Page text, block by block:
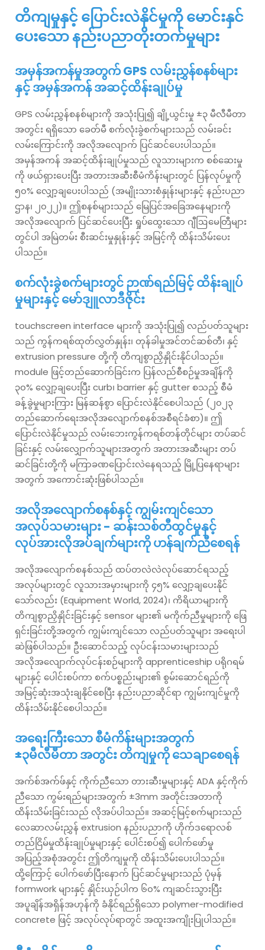
တိကျမှုနှင့် ပြောင်းလဲနိုင်မှုကို မောင်းနှင်
ပေးသော နည်းပညာတိုးတက်မှုများ
အမှန်အကန်မှုအတွက် GPS လမ်းညွှန်စနစ်များ
နှင့် အမှန်အကန် အဆင့်ထိန်းချုပ်မှု
GPS လမ်းညွှန်စနစ်များကို အသုံးပြု၍ ချို့ယွင်းမှု ±၃ မီလီမီတာ
အတွင်း ရရှိသော ခေတ်မီ စက်လုံးခွဲစက်များသည် လမ်းခင်း
လမ်းကြောင်းကို အလိုအလျောက် ပြင်ဆင်ပေးပါသည်။
အမှန်အကန် အဆင့်ထိန်းချုပ်မှုသည် လူသားများက စစ်ဆေးမှု
ကို ဖယ်ရှားပေးပြီး အတားအဆီးစီမံကိန်းများတွင် ပြန်လုပ်မှုကို
၅၀% လျှော့ချပေးပါသည် (အမျိုးသားစံနှုန်းများနှင့် နည်းပညာ
ဌာန၊ ၂၀၂၂)။ ဤစနစ်များသည် မြေပြင်အခြေအနေများကို
အလိုအလျောက် ပြင်ဆင်ပေးပြီး ရှုပ်ထွေးသော ဂျီဩမေတြီများ
တွင်ပါ အမြဲတမ်း စီးဆင်းမှုနှုန်းနှင့် အမြင့်ကို ထိန်းသိမ်းပေး
ပါသည်။
စက်လုံးခွဲစက်များတွင် ဉာဏ်ရည်မြင့် ထိန်းချုပ်
မှုများနှင့် မော်ဒျူလာဒီဇိုင်း
touchscreen interface များကို အသုံးပြု၍ လည်ပတ်သူများ
သည် ကွန်ကရစ်ထုတ်လွှတ်နှုန်း၊ တုန်ခါမှုအင်တင်ဆစ်တီ၊ နှင့်
extrusion pressure တို့ကို တိကျစွာညှိနှိုင်းနိုင်ပါသည်။
module ဖြင့်တည်ဆောက်ခြင်းက ပြန်လည်စီစဉ်မှုအချိန်ကို
၃၀% လျှော့ချပေးပြီး curb၊ barrier နှင့် gutter စသည့် စီမံ
ခန့်ခွဲမှုများကြား မြန်ဆန်စွာ ပြောင်းလဲနိုင်စေပါသည် (၂၀၂၃
တည်ဆောက်ရေးအလိုအလျောက်စနစ်အစီရင်ခံစာ)။ ဤ
ပြောင်းလဲနိုင်မှုသည် လမ်းဘေးကွန်ကရစ်တန်တိုင်များ တပ်ဆင်
ခြင်းနှင့် လမ်းလျှောက်သူများအတွက် အတားအဆီးများ တပ်
ဆင်ခြင်းတို့ကို မကြာခဏပြောင်းလဲနေရသည့် မြို့ပြနေရာများ
အတွက် အကောင်းဆုံးဖြစ်ပါသည်။
အလိုအလျောက်စနစ်နှင့် ကျွမ်းကျင်သော
အလုပ်သမားများ - ဆန်းသစ်တီထွင်မှုနှင့်
လုပ်အားလိုအပ်ချက်များကို ဟန်ချက်ညီစေရန်
အလိုအလျောက်စနစ်သည် ထပ်တလဲလဲလုပ်ဆောင်ရသည့်
အလုပ်များတွင် လူသားအမှားများကို ၄၅% လျှော့ချပေးနိုင်
သော်လည်း (Equipment World, 2024)၊ ကိရိယာများကို
တိကျစွာညှိနှိုင်းခြင်းနှင့် sensor များ၏ မကိုက်ညီမှုများကို ဖြေ
ရှင်းခြင်းတို့အတွက် ကျွမ်းကျင်သော လည်ပတ်သူများ အရေးပါ
ဆဲဖြစ်ပါသည်။ ဦးဆောင်သည့် လုပ်ငန်းသမားများသည်
အလိုအလျောက်လုပ်ငန်းစဉ်များကို apprenticeship ပရိုဂရမ်
များနှင့် ပေါင်းစပ်ကာ စက်ပစ္စည်းများ၏ စွမ်းဆောင်ရည်ကို
အမြင့်ဆုံးအသုံးချနိုင်စေပြီး နည်းပညာဆိုင်ရာ ကျွမ်းကျင်မှုကို
ထိန်းသိမ်းနိုင်စေပါသည်။
အရေးကြီးသော စီမံကိန်းများအတွက်
±၃မီလီမီတာ အတွင်း တိကျမှုကို သေချာစေရန်
အက်စ်အက်ဖ်နှင့် ကိုက်ညီသော တားဆီးမှုများနှင့် ADA နှင့်ကိုက်
ညီသော ကွမ်းရည်များအတွက် ±3mm အတိုင်းအတာကို
ထိန်းသိမ်းခြင်းသည် လိုအပ်ပါသည်။ အဆင့်မြင့်စက်များသည်
လေဆာလမ်းညွှန် extrusion နည်းပညာကို ဟိုက်ဒရောလစ်
တည်ငြိမ်မှုထိန်းချုပ်မှုများနှင့် ပေါင်းစပ်၍ ပေါက်ဖော်မှု
အပြည့်အစုံအတွင်း ဤတိကျမှုကို ထိန်းသိမ်းပေးပါသည်။
ထို့ကြောင့် ပေါက်ဖော်ပြီးနောက် ပြင်ဆင်မှုများသည် ပုံမှန်
formwork များနှင့် နှိုင်းယှဉ်ပါက ၆၀% ကျဆင်းသွားပြီး
အပူချိန်အရှိန်အဟုန်ကို ခံနိုင်ရည်ရှိသော polymer-modified
concrete ဖြင့် အလုပ်လုပ်ရာတွင် အထူးအကျိုးပြုပါသည်။